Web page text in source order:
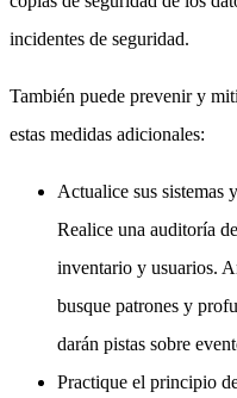
incidentes de seguridad.
También puede prevenir y
estas medidas adicionales:
Actualice sus sistemas
Realice una auditoría
inventario y usuarios.
busque patrones y
darán pistas sobre
Practique el principio